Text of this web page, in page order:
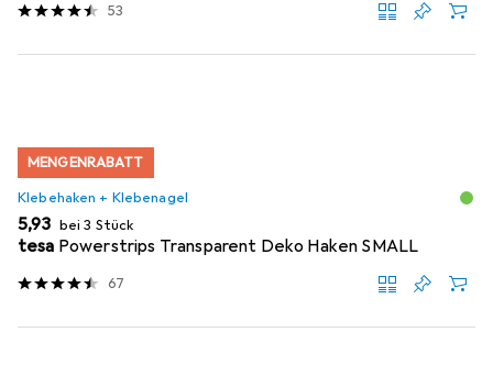
53
MENGENRABATT
Klebehaken + Klebenagel
EUR
5,93 bei 3 Stück
tesa Powerstrips Transparent Deko Haken SMALL
67